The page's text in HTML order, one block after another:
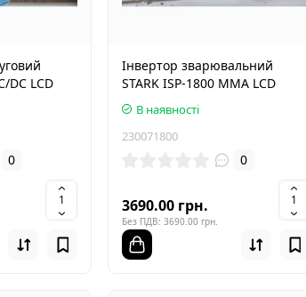
DC LCD
0
Інвертор зварювальний
STARK ISP-1800 MMA LCD
В наявності
230071800
0
3690.00 грн.
Без ПДВ: 3690.00 грн.